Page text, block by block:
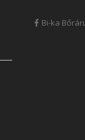
Bi-ka